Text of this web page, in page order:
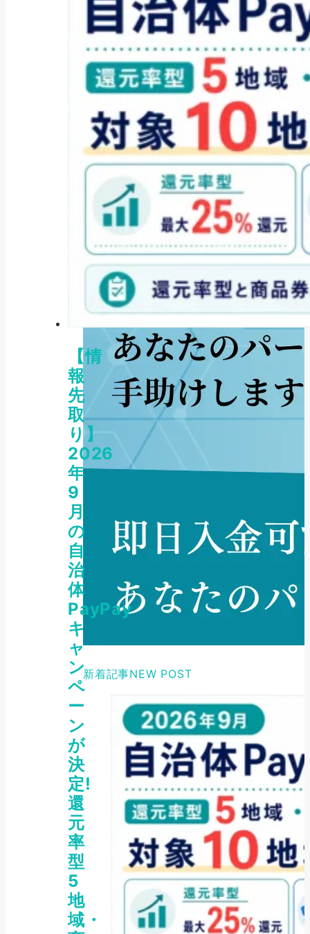
【情
報
先
取
り】
2026
年
9
月
の
自
治
体
PayPay
キ
ャ
ン
ペ
ー
ン
が
決
定!
還
元
率
型
5
地
域・
新着記事NEW POST